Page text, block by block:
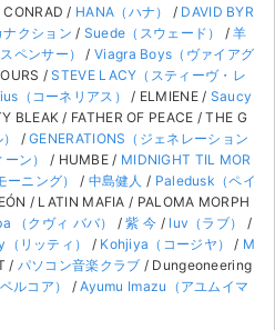
CONRAD / HANA（ハナ） / DAVID BYR
ナクション / Suede（スウェード） /羊
ペンサー） /Viagra Boys（ヴァイアグ
/STEVE LACY（スティーヴ・レ
（コーネリアス） / ELMIENE / Saucy
BLEAK / FATHER OF PEACE / THE G
/GENERATIONS（ジェネレーション
ン） / HUMBE / MIDNIGHT TIL MOR
ニング）
/ 中島健人 / Paledusk（ペイ
/ LATIN MAFIA / PALOMA MORPH
（クヴィ ババ） /紫 今 / luv（ラブ）
/
リッティ） / Kohjiya（コージヤ） / M
/ パソコン音楽クラブ / Dungeoneering
ルコア） /Ayumu Imazu（アユムイマ